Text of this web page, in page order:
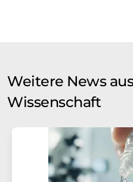
Weitere News
Wissenschaft